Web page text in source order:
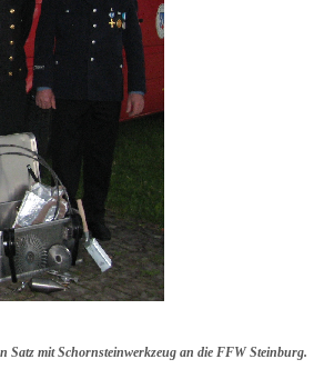
Satz mit Schornsteinwerkzeug an die FFW Steinburg.